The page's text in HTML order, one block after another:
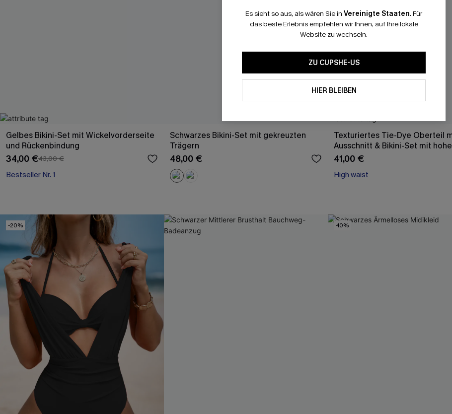
Gelbes Bikini-Set mit Wickelvorderseite
und Rückenbindung
34,00 €43,00 €
Bestseller Nr. 1
Schwarzes Bikini-Set mit gekreuzten
Trägern
48,00 €
Texturiertes Tie-Dye Oberteil
Ausschnitt & Bikini-Set mit
41,00 €
High waist
-20% -10%
Es sieht so aus, als wären Sie in Vereinigte Staaten. Für
das beste Erlebnis empfehlen wir Ihnen, auf Ihre lokale
Website zu wechseln.
ZU CUPSHE-US
HIER BLEIBEN